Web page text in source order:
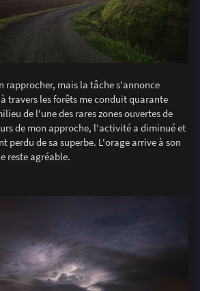
rapprocher, mais la tâche s'annonce
travers les forêts me conduit quarante
de l'une des rares zones ouvertes de
de mon approche, l'activité a diminué et
perdu de sa superbe. L'orage arrive à son
reste agréable.